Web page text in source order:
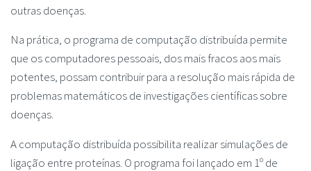
outras doenças.
Na prática, o programa de computação distribuída permite
que os computadores pessoais, dos mais fracos aos mais
potentes, possam contribuir para a resolução mais rápida de
problemas matemáticos de investigações científicas sobre
doenças.
A computação distribuída possibilita realizar simulações de
ligação entre proteínas. O programa foi lançado em 1º de